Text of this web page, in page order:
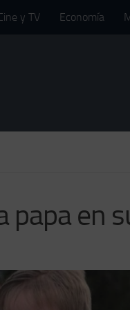
y TV Economía
papa en